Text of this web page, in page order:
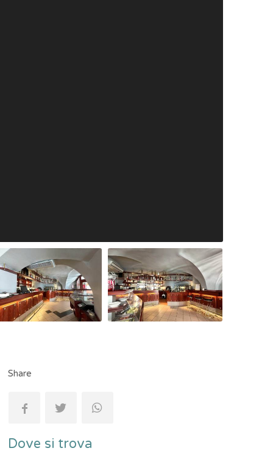
Share
Dove si trova